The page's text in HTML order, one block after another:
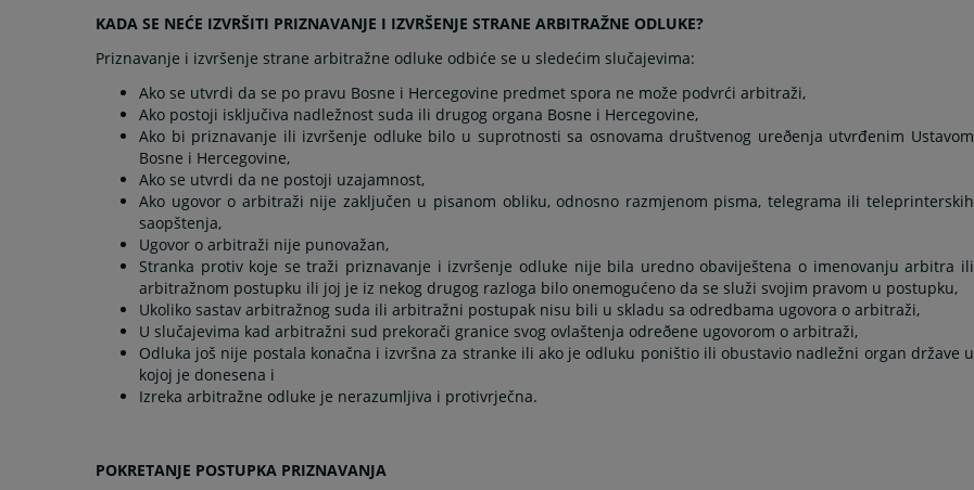
KADA SE NEĆE IZVRŠITI PRIZNAVANJE I IZVRŠENJE STRANE ARBITRAŽNE ODLUKE?
Priznavanje i izvršenje strane arbitražne odluke odbiće se u sledećim slučajevima:
Ako se utvrdi da se po pravu Bosne i Hercegovine predmet spora ne može podvrći arbitraži,
Ako postoji isključiva nadležnost suda ili drugog organa Bosne i Hercegovine,
Ako bi priznavanje ili izvršenje odluke bilo u suprotnosti sa osnovama društvenog ureðenja utvrđenim Ustavom
Bosne i Hercegovine,
Ako se utvrdi da ne postoji uzajamnost,
Ako ugovor o arbitraži nije zaključen u pisanom obliku, odnosno razmjenom pisma, telegrama ili teleprinterskih
saopštenja,
Ugovor o arbitraži nije punovažan,
Stranka protiv koje se traži priznavanje i izvršenje odluke nije bila uredno obaviještena o imenovanju arbitra ili
arbitražnom postupku ili joj je iz nekog drugog razloga bilo onemogućeno da se služi svojim pravom u postupku,
Ukoliko sastav arbitražnog suda ili arbitražni postupak nisu bili u skladu sa odredbama ugovora o arbitraži,
U slučajevima kad arbitražni sud prekorači granice svog ovlaštenja odreðene ugovorom o arbitraži,
Odluka još nije postala konačna i izvršna za stranke ili ako je odluku poništio ili obustavio nadležni organ države u
kojoj je donesena i
Izreka arbitražne odluke je nerazumljiva i protivrječna.
POKRETANJE POSTUPKA PRIZNAVANJA